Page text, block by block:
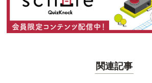
関連記事